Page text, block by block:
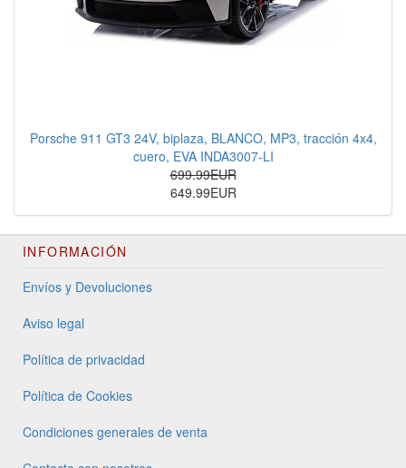
Porsche 911 GT3 24V, biplaza, BLANCO, MP3, tracción 4x4,
cuero, EVA INDA3007-LI
699.99EUR
649.99EUR
INFORMACIÓN
Envíos y Devoluciones
Aviso legal
Política de privacidad
Política de Cookies
Condiciones generales de venta